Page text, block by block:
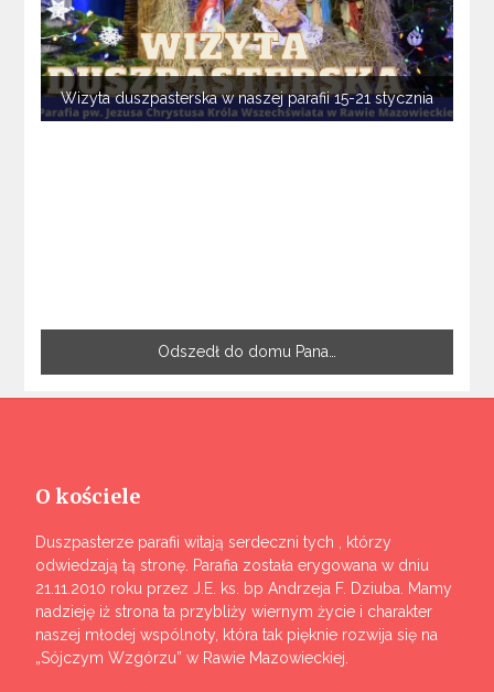
Wizyta duszpasterska w naszej parafii 15-21 stycznia
Odszedł do domu Pana…
O kościele
Duszpasterze parafii witają serdeczni tych , którzy
odwiedzają tą stronę. Parafia została erygowana w dniu
21.11.2010 roku przez J.E. ks. bp Andrzeja F. Dziuba. Mamy
nadzieję iż strona ta przybliży wiernym życie i charakter
naszej młodej wspólnoty, która tak pięknie rozwija się na
„Sójczym Wzgórzu” w Rawie Mazowieckiej.